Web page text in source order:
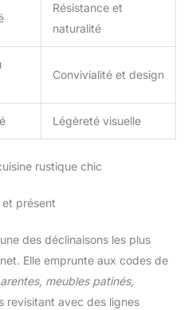
Résistance et
naturalité
Convivialité et design
Légèreté visuelle
rustique chic
présent
des déclinaisons les plus
Elle emprunte aux codes de
meubles patinés,
avec des lignes